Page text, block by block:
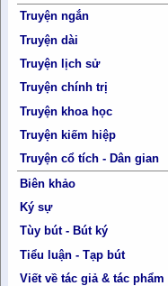
Truyện ngắn
Truyện dài
Truyện lịch sử
Truyện chính trị
Truyện khoa học
Truyện kiếm hiệp
Truyện cổ tích - Dân gian
Biên khảo
Ký sự
Tùy bút - Bút ký
Tiểu luận - Tạp bút
Viết về tác giả & tác phẩm